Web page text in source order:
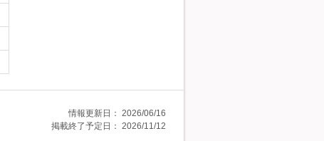
情報更新日： 2026/06/16
掲載終了予定日： 2026/11/12